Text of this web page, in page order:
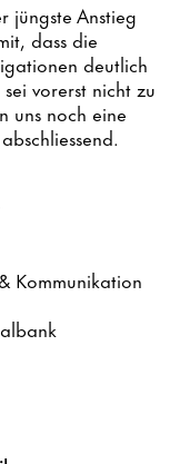
jüngste Anstieg
dass die
deutlich
vorerst nicht zu
uns noch eine
Kommunikation